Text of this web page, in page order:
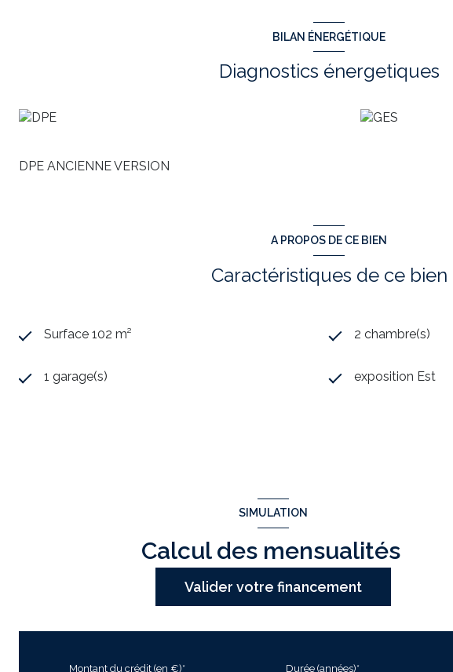
BILAN ÉNERGÉTIQUE
Diagnostics énergetiques
DPE ANCIENNE VERSION
A PROPOS DE CE BIEN
Caractéristiques de ce bien
Surface 102 m² 2 chambre(s)
1 garage(s) exposition Est
SIMULATION
Calcul des mensualités
Valider votre financement
Montant du crédit (en €)* Durée (années)*